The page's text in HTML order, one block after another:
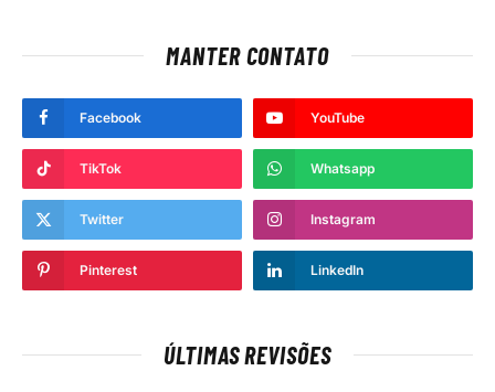
MANTER CONTATO
Facebook YouTube
TikTok Whatsapp
Twitter Instagram
Pinterest LinkedIn
ÚLTIMAS REVISÕES